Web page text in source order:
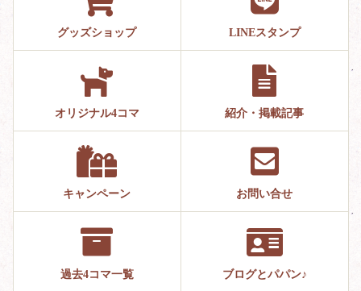
グッズショップ LINEスタンプ
オリジナル4コマ 紹介・掲載記事
キャンペーン お問い合せ
過去4コマ一覧 ブログとパパン♪